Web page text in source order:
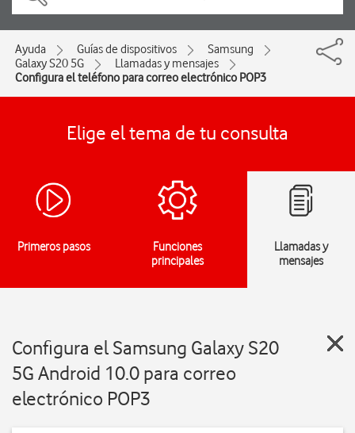
Ayuda Guías de dispositivos
Samsung
Galaxy S20 5G
Llamadas y mensajes
Configura el teléfono para correo electrónico POP3
Elige el tema de tu consulta
Primeros pasos
Funciones
principales
Llamadas y
mensajes
Configura el Samsung Galaxy S20
5G Android 10.0 para correo
electrónico POP3